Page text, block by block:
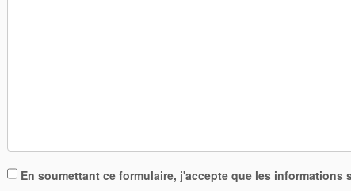
En soumettant ce formulaire, j'accepte que les